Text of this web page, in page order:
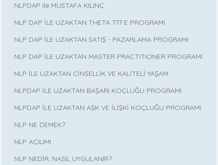
NLPDAP ile MUSTAFA KILINÇ
NLP DAP İLE UZAKTAN THETA 777 E PROGRAMI
NLP DAP İLE UZAKTAN SATIŞ - PAZARLAMA PROGRAMI
NLP DAP İLE UZAKTAN MASTER PRACTITIONER PROGRAMI
NLP İLE UZAKTAN CİNSELLİK VE KALİTELİ YAŞAM
NLPDAP İLE UZAKTAN BAŞARI KOÇLUĞU PROGRAMI
NLPDAP İLE UZAKTAN AŞK VE İLİŞKİ KOÇLUĞU PROGRAMI
NLP NE DEMEK?
NLP AÇILIMI
NLP NEDİR, NASIL UYGULANIR?